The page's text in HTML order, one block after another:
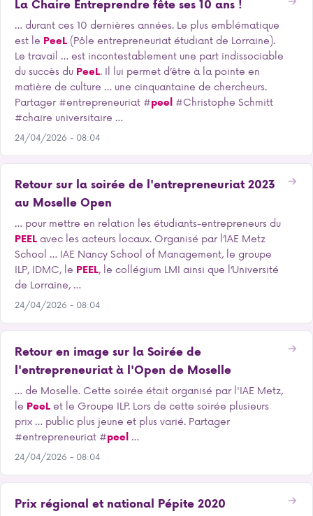
La Chaire Entreprendre fête ses 10 ans !
… durant ces 10 dernières années. Le plus emblématique
est le PeeL (Pôle entrepreneuriat étudiant de Lorraine).
Le travail … est incontestablement une part indissociable
du succès du PeeL. Il lui permet d’être à la pointe en
matière de culture … une cinquantaine de chercheurs.
Partager #entrepreneuriat #peel #Christophe Schmitt
#chaire universitaire …
24/04/2026 - 08:04
Retour sur la soirée de l'entrepreneuriat 2023
au Moselle Open
… pour mettre en relation les étudiants-entrepreneurs du
PEELavec les acteurs locaux. Organisé par l’IAE Metz
School … IAE Nancy School of Management, le groupe
ILP, IDMC, le PEEL, le collégium LMI ainsi que l’Université
de Lorraine, …
24/04/2026 - 08:04
Retour en image sur la Soirée de
l'entrepreneuriat à l'Open de Moselle
… de Moselle. Cette soirée était organisé par l'IAE Metz,
le PeeLet le Groupe ILP. Lors de cette soirée plusieurs
prix … public plus jeune et plus varié. Partager
#entrepreneuriat #peel…
24/04/2026 - 08:04
Prix régional et national Pépite 2020